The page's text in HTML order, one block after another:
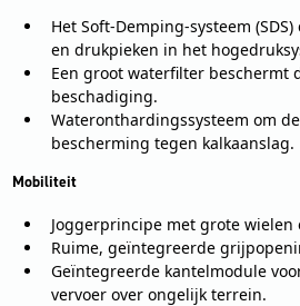
Het Soft-Demping-systeem
en drukpieken in het
Een groot waterfilter beschermt
beschadiging.
Wateronthardingssysteem om
bescherming tegen kalkaanslag.
Mobiliteit
Joggerprincipe met grote wielen
Ruime, geïntegreerde
Geïntegreerde kantelmodule
vervoer over ongelijk terrein.